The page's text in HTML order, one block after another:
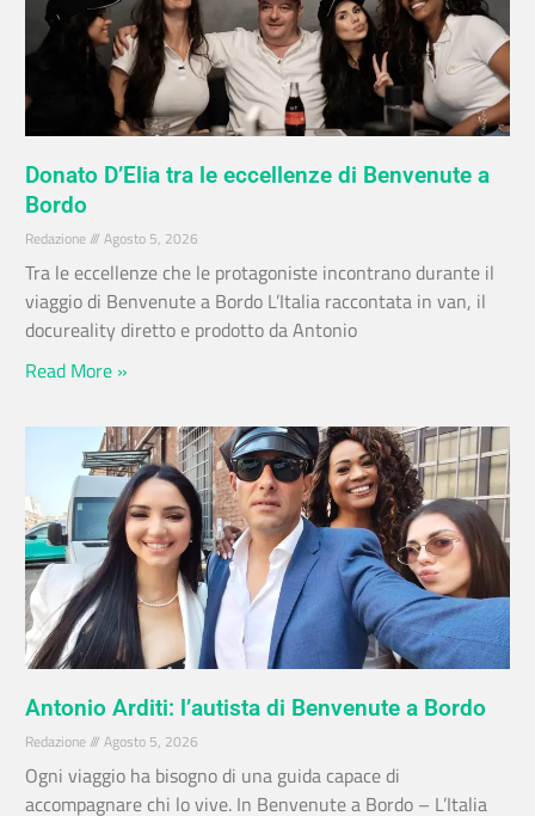
Donato D’Elia tra le eccellenze di Benvenute a
Bordo
Redazione Agosto 5, 2026
Tra le eccellenze che le protagoniste incontrano durante il
viaggio di Benvenute a Bordo L’Italia raccontata in van, il
docureality diretto e prodotto da Antonio
Read More »
Antonio Arditi: l’autista di Benvenute a Bordo
Redazione Agosto 5, 2026
Ogni viaggio ha bisogno di una guida capace di
accompagnare chi lo vive. In Benvenute a Bordo – L’Italia